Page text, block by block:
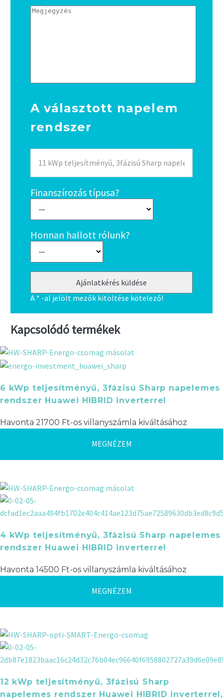
A választott napelem
rendszer
Finanszírozás típusa?
Honnan hallott rólunk?
A * -al jelölt mezők kitöltése kötelező!
Kapcsolódó termékek
6 kWp teljesítményű, 3fázisú Sharp napelemes
rendszer Huawei HIBRID inverterrel
Havonta 21700 Ft-os villanyszámla kiváltásához
MEGNÉZEM
4 kWp teljesítményű, 3fázisú Sharp napelemes
rendszer Huawei HIBRID inverterrel
Havonta 14500 Ft-os villanyszámla kiváltásához
MEGNÉZEM
12 kWp teljesítményű, 3fázisú Sharp
napelemes rendszer Huawei HIBRID inverterrel,